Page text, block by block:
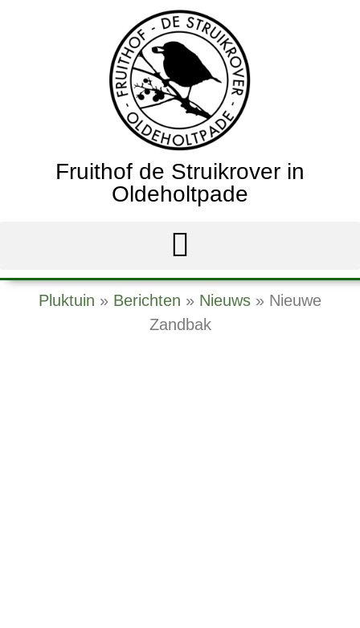
Fruithof de Struikrover in
Oldeholtpade
Pluktuin » Berichten » Nieuws » Nieuwe
Zandbak